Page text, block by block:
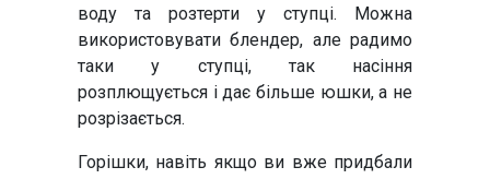
воду та розтерти у ступці. Можна
використовувати блендер, але радимо
таки у ступці, так насіння
розплющується і дає більше юшки, а не
розрізається.
Горішки, навіть якщо ви вже придбали